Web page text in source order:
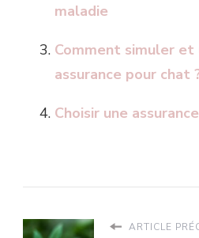
maladie
Comment simuler et
assurance pour chat
Choisir une
ARTICLE